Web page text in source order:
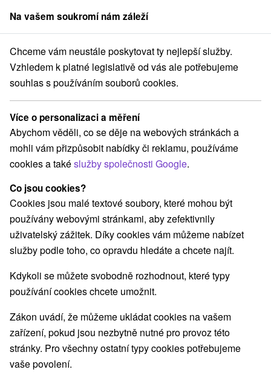
člen skupinySorger
Atrakce na Slovensku ZOO a zvieracie farmy Stredné Slovensko
ZOO a zvieracie farmy Stredné
Slovensko
Kategorie
Všechny kategorie
Sakrálne miesta(6)
Vyhliadkové veže a chodníky
Hrady, zámky, zrúcaniny(35)
Vyhliadkové lety a plavby(3) Šport (19)
Jazda na koni(4) Skanzeny(13) Divadlá(3)
Horské chaty (13) Kaštiele(7)
Architektonické stavby(8) Lyžiarske strediská (14)
Mestské a zámocké parky (5) Pramene
Golfové ihriská Motokárové dráhy
Amfiteátre a kiná v prírode
Túry a turistické chodníky (55) (34) Jaskyne
Bobové dráhy Lanové dráhy
Adrenalinové atrakcie
Na vašem soukromí nám záleží
Chceme vám neustále poskytovat ty nejlepší služby.
Vzhledem k platné legislativě od vás ale potřebujeme
souhlas s používáním souborů cookies.
Více o personalizaci a měření
Abychom věděli, co se děje na webových stránkách a
mohli vám přizpůsobit nabídky či reklamu, používáme
cookies a takéslužby společnosti Google.
Co jsou cookies?
Cookies jsou malé textové soubory, které mohou být
používány webovými stránkami, aby zefektivnily
uživatelský zážitek. Díky cookies vám můžeme nabízet
služby podle toho, co opravdu hledáte a chcete najít.
Kdykoli se můžete svobodně rozhodnout, které typy
používání cookies chcete umožnit.
Zákon uvádí, že můžeme ukládat cookies na vašem
zařízení, pokud jsou nezbytně nutné pro provoz této
stránky. Pro všechny ostatní typy cookies potřebujeme
vaše povolení.